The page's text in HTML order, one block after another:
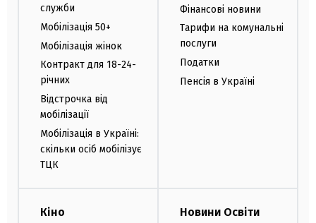
служби
Мобілізація 50+
Мобілізація жінок
Контракт для 18-24-
річних
Відстрочка від
мобілізації
Мобілізація в Україні:
скільки осіб мобілізує
ТЦК
Фінансові новини
Тарифи на комунальні
послуги
Податки
Пенсія в Україні
Кіно Новини Освіти